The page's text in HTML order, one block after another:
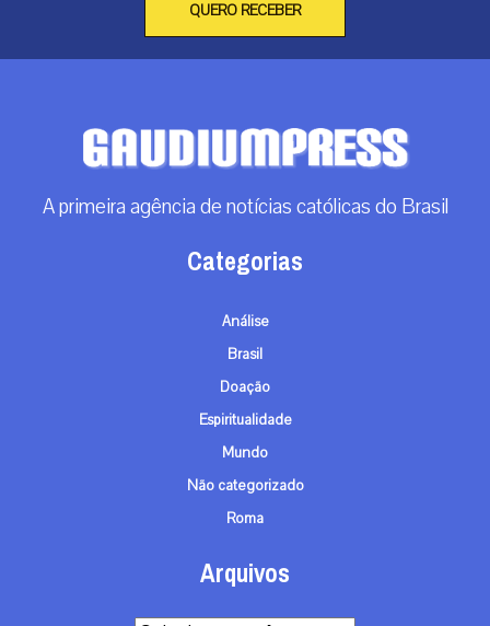
QUERO RECEBER
A primeira agência de notícias católicas do Brasil
Categorias
Análise
Brasil
Doação
Espiritualidade
Mundo
Não categorizado
Roma
Arquivos